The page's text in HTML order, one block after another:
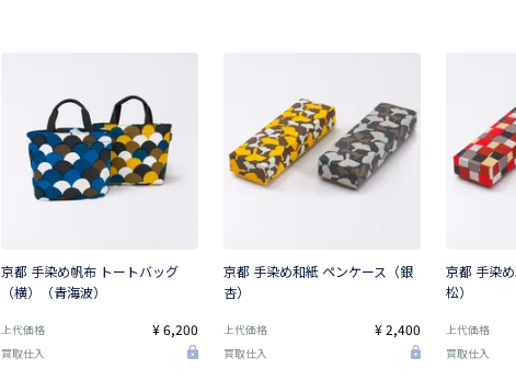
京都 手染め帆布 トートバッグ
（横）（青海波）
上代価格 ¥ 6,200
買取仕入
京都 手染め和紙 ペンケース（銀
杏）
上代価格 ¥ 2,400
買取仕入
京都 手染
松）
上代価格
買取仕入